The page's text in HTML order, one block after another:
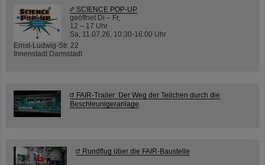
SCIENCE POP-UP
geöffnet Di – Fr,
12 – 17 Uhr
Sa, 11.07.26, 10:30-16:00 Uhr
Ernst-Ludwig-Str. 22
Innenstadt Darmstadt
FAIR-Trailer: Der Weg der Teilchen durch die
Beschleunigeranlage
Rundflug über die FAIR-Baustelle